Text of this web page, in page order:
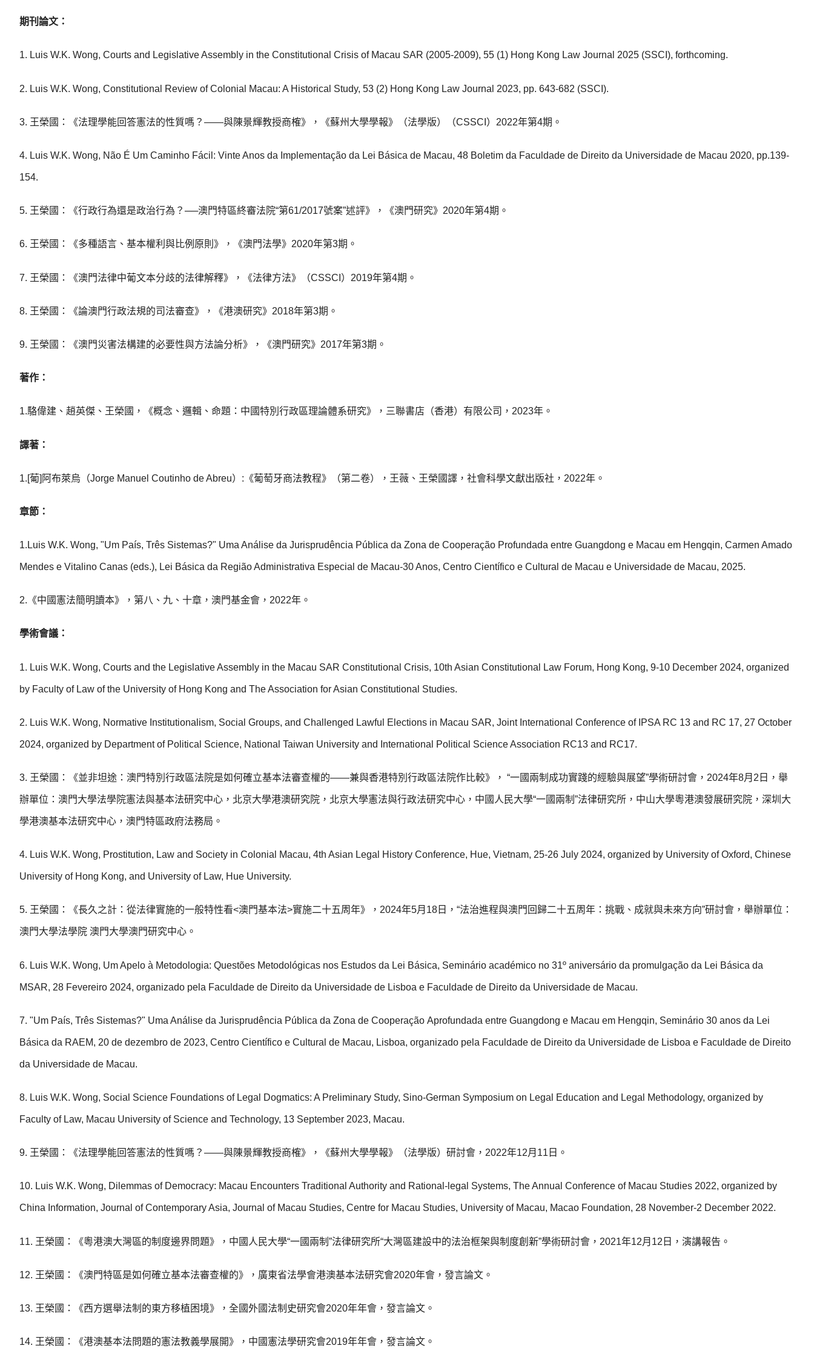
期刊論文 ：
1. Luis W.K. Wong, Courts and Legislative Assembly in the Constitutional Crisis of Macau SAR (2005-2009), 55 (1) Hong Kong Law Journal 2025 (SSCI), forthcoming.
2. Luis W.K. Wong, Constitutional Review of Colonial Macau: A Historical Study, 53 (2) Hong Kong Law Journal 2023, pp. 643-682 (SSCI).
3. 王榮國：《法理學能回答憲法的性質嗎？——與陳景輝教授商榷》，《蘇州大學學報》（法學版）（CSSCI）2022年第4期。
4. Luis W.K. Wong, Não É Um Caminho Fácil: Vinte Anos da Implementação da Lei Básica de Macau, 48 Boletim da Faculdade de Direito da Universidade de Macau 2020, pp.139-
154.
5. 王榮國：《行政行為還是政治行為？──澳門特區終審法院“第61/2017號案”述評》，《澳門研究》2020年第4期。
6. 王榮國：《多種語言、基本權利與比例原則》，《澳門法學》2020年第3期。
7. 王榮國：《澳門法律中葡文本分歧的法律解釋》，《法律方法》（CSSCI）2019年第4期。
8. 王榮國：《論澳門行政法規的司法審查》，《港澳研究》2018年第3期。
9. 王榮國：《澳門災害法構建的必要性與方法論分析》，《澳門研究》2017年第3期。
著作：
1.駱偉建、趙英傑、王榮國，《概念、邏輯、命題：中國特別行政區理論體系研究》，三聯書店（香港）有限公司，2023年。
譯著：
1.[葡]阿布萊烏（Jorge Manuel Coutinho de Abreu）:《葡萄牙商法教程》（第二卷），王薇、王榮國譯，社會科學文獻出版社，2022年。
章節：
1.Luis W.K. Wong, "Um País, Três Sistemas?" Uma Análise da Jurisprudência Pública da Zona de Cooperação Profundada entre Guangdong e Macau em Hengqin, Carmen Amado
Mendes e Vitalino Canas (eds.), Lei Básica da Região Administrativa Especial de Macau-30 Anos, Centro Científico e Cultural de Macau e Universidade de Macau, 2025.
2.《中國憲法簡明讀本》，第八、九、十章，澳門基金會，2022年。
學術會議：
1. Luis W.K. Wong, Courts and the Legislative Assembly in the Macau SAR Constitutional Crisis, 10th Asian Constitutional Law Forum, Hong Kong, 9-10 December 2024, organized
by Faculty of Law of the University of Hong Kong and The Association for Asian Constitutional Studies.
2. Luis W.K. Wong, Normative Institutionalism, Social Groups, and Challenged Lawful Elections in Macau SAR, Joint International Conference of IPSA RC 13 and RC 17, 27 October
2024, organized by Department of Political Science, National Taiwan University and International Political Science Association RC13 and RC17.
3. 王榮國：《並非坦途：澳門特別行政區法院是如何確立基本法審查權的——兼與香港特別行政區法院作比較》， “一國兩制成功實踐的經驗與展望”學術研討會，2024年8月2日，舉
辦單位：澳門大學法學院憲法與基本法研究中心，北京大學港澳研究院，北京大學憲法與行政法研究中心，中國人民大學“一國兩制”法律研究所，中山大學粵港澳發展研究院，深圳大
學港澳基本法研究中心，澳門特區政府法務局。
4. Luis W.K. Wong, Prostitution, Law and Society in Colonial Macau, 4th Asian Legal History Conference, Hue, Vietnam, 25-26 July 2024, organized by University of Oxford, Chinese
University of Hong Kong, and University of Law, Hue University.
5. 王榮國：《長久之計：從法律實施的一般特性看<澳門基本法>實施二十五周年》，2024年5月18日，“法治進程與澳門回歸二十五周年：挑戰、成就與未來方向”研討會，舉辦單位：
澳門大學法學院 澳門大學澳門研究中心。
6. Luis W.K. Wong, Um Apelo à Metodologia: Questões Metodológicas nos Estudos da Lei Básica, Seminário académico no 31º aniversário da promulgação da Lei Básica da
MSAR, 28 Fevereiro 2024, organizado pela Faculdade de Direito da Universidade de Lisboa e Faculdade de Direito da Universidade de Macau.
7. "Um País, Três Sistemas?" Uma Análise da Jurisprudência Pública da Zona de Cooperação Aprofundada entre Guangdong e Macau em Hengqin, Seminário 30 anos da Lei
Básica da RAEM, 20 de dezembro de 2023, Centro Científico e Cultural de Macau, Lisboa, organizado pela Faculdade de Direito da Universidade de Lisboa e Faculdade de Direito
da Universidade de Macau.
8. Luis W.K. Wong, Social Science Foundations of Legal Dogmatics: A Preliminary Study, Sino-German Symposium on Legal Education and Legal Methodology, organized by
Faculty of Law, Macau University of Science and Technology, 13 September 2023, Macau.
9. 王榮國：《法理學能回答憲法的性質嗎？——與陳景輝教授商榷》，《蘇州大學學報》（法學版）研討會，2022年12月11日。
10. Luis W.K. Wong, Dilemmas of Democracy: Macau Encounters Traditional Authority and Rational-legal Systems, The Annual Conference of Macau Studies 2022, organized by
China Information, Journal of Contemporary Asia, Journal of Macau Studies, Centre for Macau Studies, University of Macau, Macao Foundation, 28 November-2 December 2022.
11. 王榮國：《粵港澳大灣區的制度邊界問題》，中國人民大學“一國兩制”法律研究所“大灣區建設中的法治框架與制度創新”學術研討會，2021年12月12日，演講報告。
12. 王榮國：《澳門特區是如何確立基本法審查權的》，廣東省法學會港澳基本法研究會2020年會，發言論文。
13. 王榮國：《西方選舉法制的東方移植困境》，全國外國法制史研究會2020年年會，發言論文。
14. 王榮國：《港澳基本法問題的憲法教義學展開》，中國憲法學研究會2019年年會，發言論文。